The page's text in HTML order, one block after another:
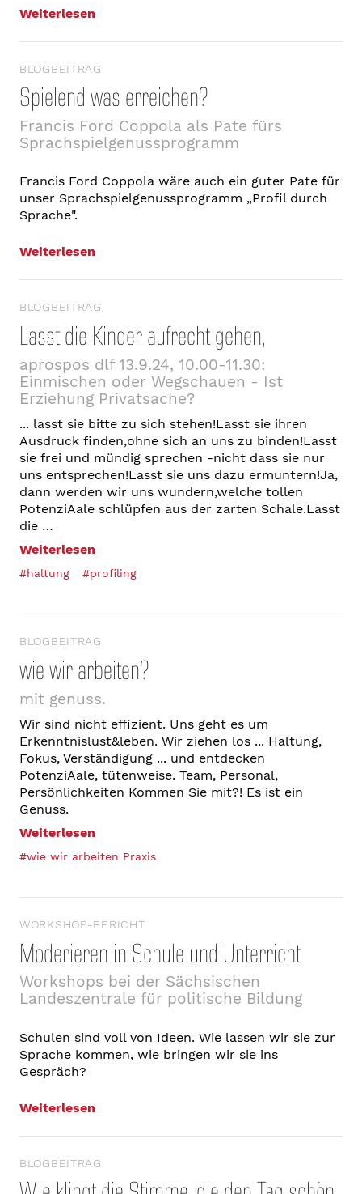
Weiterlesen
BLOGBEITRAG
Spielend was erreichen?
Francis Ford Coppola als Pate fürs
Sprachspielgenussprogramm
Francis Ford Coppola wäre auch ein guter Pate für
unser Sprachspielgenussprogramm „Profil durch
Sprache".
Weiterlesen
BLOGBEITRAG
Lasst die Kinder aufrecht gehen,
aprospos dlf 13.9.24, 10.00-11.30:
Einmischen oder Wegschauen - Ist
Erziehung Privatsache?
... lasst sie bitte zu sich stehen!Lasst sie ihren
Ausdruck finden,ohne sich an uns zu binden!Lasst
sie frei und mündig sprechen -nicht dass sie nur
uns entsprechen!Lasst sie uns dazu ermuntern!Ja,
dann werden wir uns wundern,welche tollen
PotenziAale schlüpfen aus der zarten Schale.Lasst
die …
Weiterlesen
#haltung #profiling
BLOGBEITRAG
wie wir arbeiten?
mit genuss.
Wir sind nicht effizient. Uns geht es um
Erkenntnislust&leben. Wir ziehen los ... Haltung,
Fokus, Verständigung ... und entdecken
PotenziAale, tütenweise. Team, Personal,
Persönlichkeiten Kommen Sie mit?! Es ist ein
Genuss.
Weiterlesen
#wie wir arbeiten Praxis
WORKSHOP-BERICHT
Moderieren in Schule und Unterricht
Workshops bei der Sächsischen
Landeszentrale für politische Bildung
Schulen sind voll von Ideen. Wie lassen wir sie zur
Sprache kommen, wie bringen wir sie ins
Gespräch?
Weiterlesen
BLOGBEITRAG